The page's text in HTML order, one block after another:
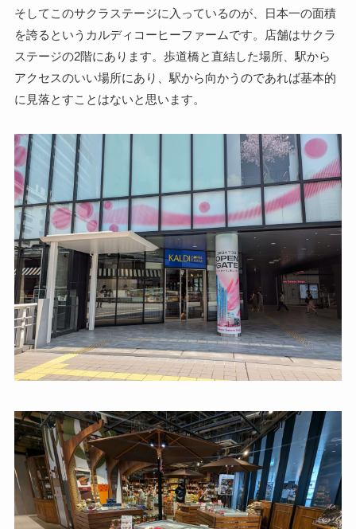
そしてこのサクラステージに入っているのが、日本一の面積
を誇るというカルディコーヒーファームです。店舗はサクラ
ステージの2階にあります。歩道橋と直結した場所、駅から
アクセスのいい場所にあり、駅から向かうのであれば基本的
に見落とすことはないと思います。